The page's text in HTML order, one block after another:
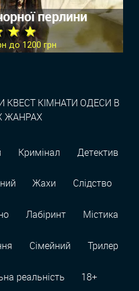
перлини
★ ★
до 1200 грн
КВЕСТ КІМНАТИ ОДЕСИ В
ЖАНРАХ
Кримінал Детектив
Жахи Слідство
Лабіринт Містика
Сімейний Трилер
реальність 18+